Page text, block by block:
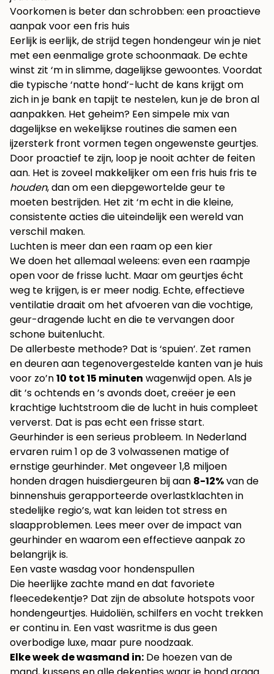
Voorkomen is beter dan schrobben: een proactieve
aanpak voor een fris huis
Eerlijk is eerlijk, de strijd tegen hondengeur win je niet
met een eenmalige grote schoonmaak. De echte
winst zit ‘m in slimme, dagelijkse gewoontes. Voordat
die typische ‘natte hond’-lucht de kans krijgt om
zich in je bank en tapijt te nestelen, kun je de bron al
aanpakken. Het geheim? Een simpele mix van
dagelijkse en wekelijkse routines die samen een
ijzersterk front vormen tegen ongewenste geurtjes.
Door proactief te zijn, loop je nooit achter de feiten
aan. Het is zoveel makkelijker om een fris huis fris te
houden, dan om een diepgewortelde geur te
moeten bestrijden. Het zit ‘m echt in die kleine,
consistente acties die uiteindelijk een wereld van
verschil maken.
Luchten is meer dan een raam op een kier
We doen het allemaal weleens: even een raampje
open voor de frisse lucht. Maar om geurtjes écht
weg te krijgen, is er meer nodig. Echte, effectieve
ventilatie draait om het afvoeren van die vochtige,
geur-dragende lucht en die te vervangen door
schone buitenlucht.
De allerbeste methode? Dat is ‘spuien’. Zet ramen
en deuren aan tegenovergestelde kanten van je huis
voor zo’n10 tot 15 minuten wagenwijd open. Als je
dit ’s ochtends en ’s avonds doet, creëer je een
krachtige luchtstroom die de lucht in huis compleet
ververst. Dat is pas echt een frisse start.
Geurhinder is een serieus probleem. In Nederland
ervaren ruim 1 op de 3 volwassenen matige of
ernstige geurhinder. Met ongeveer 1,8 miljoen
honden dragen huisdiergeuren bij aan 8-12%van de
binnenshuis gerapporteerde overlastklachten in
stedelijke regio’s, wat kan leiden tot stress en
slaapproblemen. Lees meer overde impact van
geurhinderen waarom een effectieve aanpak zo
belangrijk is.
Een vaste wasdag voor hondenspullen
Die heerlijke zachte mand en dat favoriete
fleecedekentje? Dat zijn de absolute hotspots voor
hondengeurtjes. Huidoliën, schilfers en vocht trekken
er continu in. Een vast wasritme is dus geen
overbodige luxe, maar pure noodzaak.
Elke week de wasmand in: De hoezen van de